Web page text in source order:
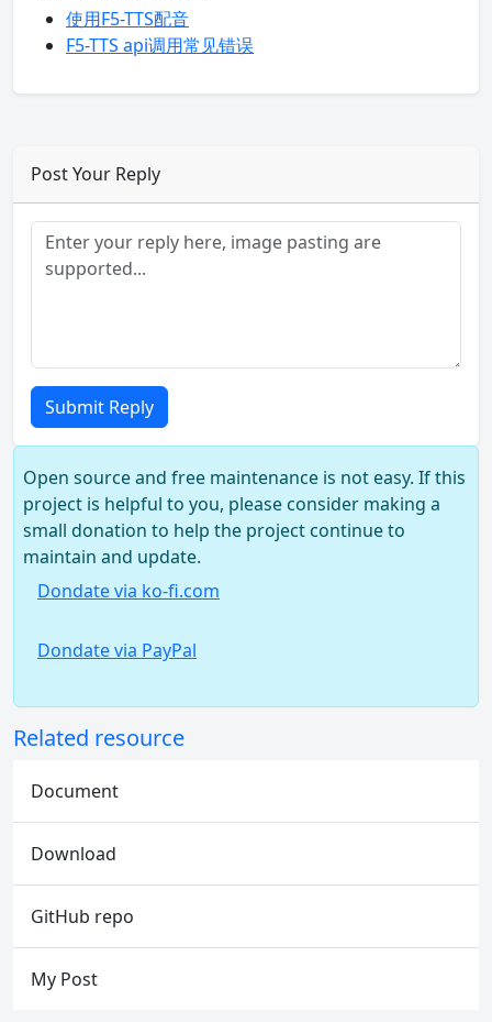
使用F5-TTS配音
F5-TTS api调用常见错误
Post Your Reply
Submit Reply
Open source and free maintenance is not easy. If this
project is helpful to you, please consider making a
small donation to help the project continue to
maintain and update.
Dondate via ko-fi.com
Dondate via PayPal
Related resource
Document
Download
GitHub repo
My Post